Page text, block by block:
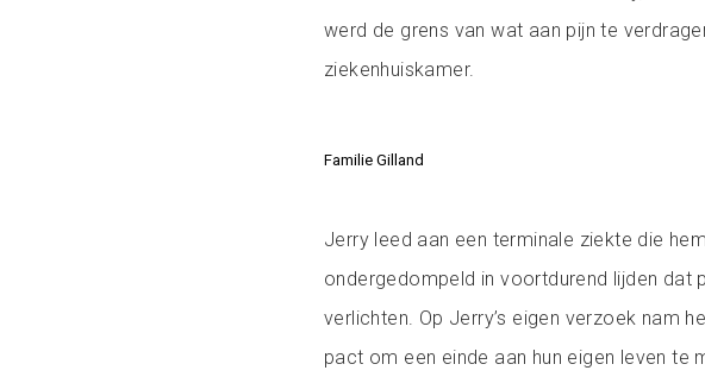
werd de grens van wat aan pijn te
ziekenhuiskamer.
Familie Gilland
Jerry leed aan een terminale ziekte die
ondergedompeld in voortdurend lijden dat
verlichten. Op Jerry’s eigen verzoek nam
pact om een einde aan hun eigen leven te